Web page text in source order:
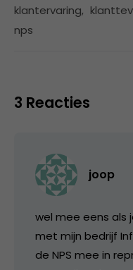
klantervaring,
nps
3 Reacties
joop
wel mee eens als
met mijn bedrijf
de NPS mee in